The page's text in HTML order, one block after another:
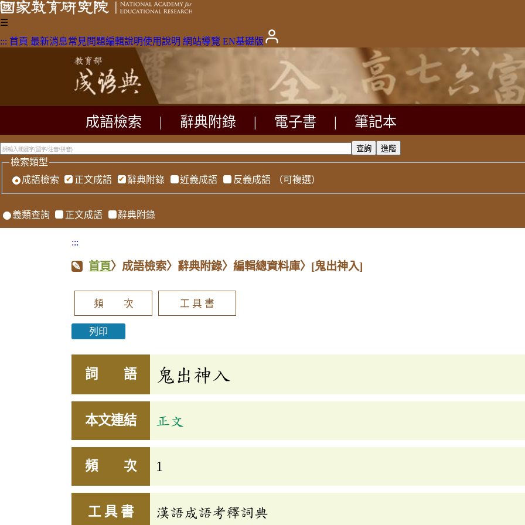
☰
::: 首頁 最新消息常見問題編輯說明使用說明 網站導覽 EN基礎版
成語檢索 辭典附錄 電子書 筆記本
檢索類型
成語檢索
正文成語 辭典附錄 近義成語 反義成語 （可複選）
義類查詢 正文成語 辭典附錄
:::
首頁〉成語檢索〉辭典附錄〉編輯總資料庫〉 [鬼出神入]
頻 次 工 具 書
列印
詞 語 鬼出神入
本文連結 正文
頻 次 1
工 具 書 漢語成語考釋詞典